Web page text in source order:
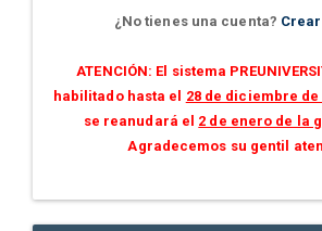
¿No tienes una cuenta?
ATENCIÓN: El sistema
habilitado hasta el 28 de diciembre de
se reanudará el 2 de enero de la
Agradecemos su gentil